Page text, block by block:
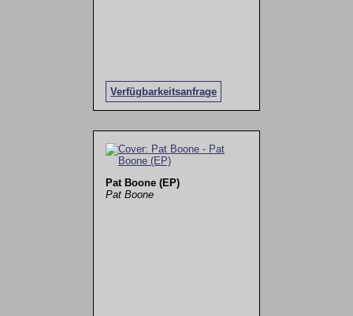
Verfügbarkeitsanfrage
Pat Boone (EP)
Pat Boone